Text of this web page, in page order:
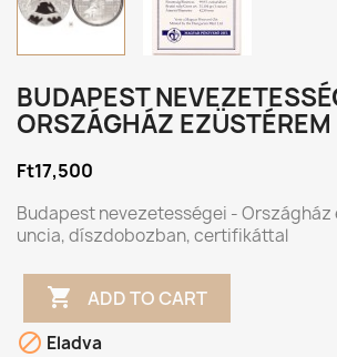
BUDAPEST
ORSZÁGHÁZ EZÜSTÉREM
Ft17,500
Budapest nevezetességei - Országház
uncia, díszdobozban, certifikáttal
 ADD TO CART
 Eladva